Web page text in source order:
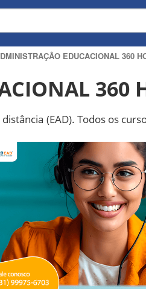
EDUCACIONAL 360
360
distância (EAD). Todos os